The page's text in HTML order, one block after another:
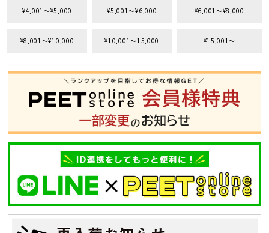
価格から探す
カテゴリ
M
L
XXL
XXXL
29inc
30inc
32inc
34inc
36inc
38inc
40inc
KIDS
¥4,001〜¥5,000 ¥5,001〜¥6,000 ¥6,001〜¥8,000
¥8,001〜¥10,000 ¥10,001〜15,000 ¥15,001〜